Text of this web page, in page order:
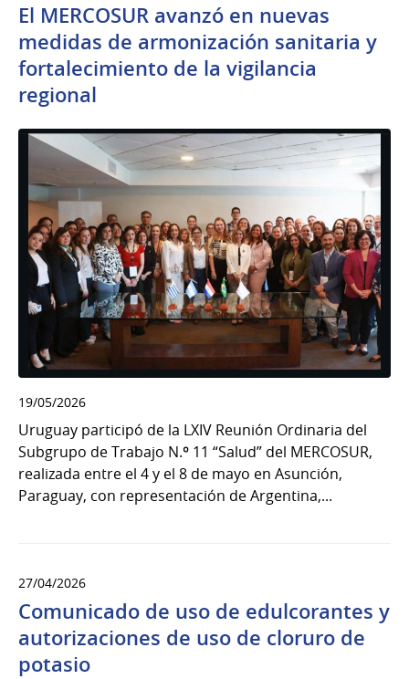
El MERCOSUR avanzó en nuevas
medidas de armonización sanitaria y
fortalecimiento de la vigilancia
regional
19/05/2026
Uruguay participó de la LXIV Reunión Ordinaria del
Subgrupo de Trabajo N.º 11 “Salud” del MERCOSUR,
realizada entre el 4 y el 8 de mayo en Asunción,
Paraguay, con representación de Argentina,...
27/04/2026
Comunicado de uso de edulcorantes y
autorizaciones de uso de cloruro de
potasio